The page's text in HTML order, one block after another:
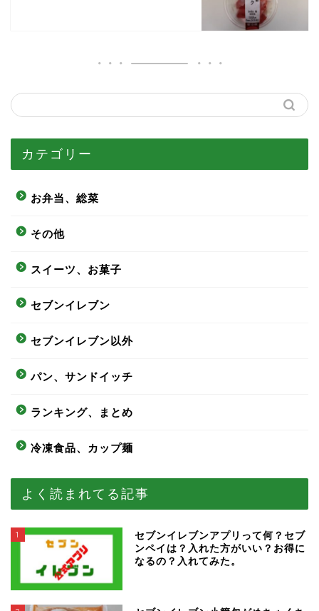
カテゴリー
お弁当、総菜
その他
スイーツ、お菓子
セブンイレブン
セブンイレブン以外
パン、サンドイッチ
ランキング、まとめ
冷凍食品、カップ麺
よく読まれてる記事
1
セブンイレブンアプリって何？セブ
ンペイは？入れた方がいい？お得に
なるの？入れてみた。